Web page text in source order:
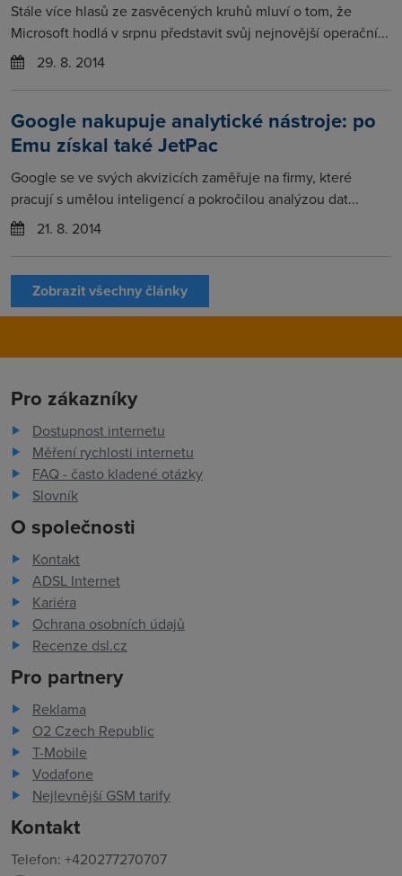
Stále více hlasů ze zasvěcených kruhů mluví o tom, že
Microsoft hodlá v srpnu představit svůj nejnovější operační...
29. 8. 2014
Google nakupuje analytické nástroje: po
Emu získal také JetPac
Google se ve svých akvizicích zaměřuje na firmy, které
pracují s umělou inteligencí a pokročilou analýzou dat...
21. 8. 2014
Zobrazit všechny články
Pro zákazníky
Dostupnost internetu
Měření rychlosti internetu
FAQ - často kladené otázky
Slovník
O společnosti
Kontakt
ADSL Internet
Kariéra
Ochrana osobních údajů
Recenze dsl.cz
Pro partnery
Reklama
O2 Czech Republic
T-Mobile
Vodafone
Nejlevnější GSM tarify
Kontakt
Telefon: +420277270707